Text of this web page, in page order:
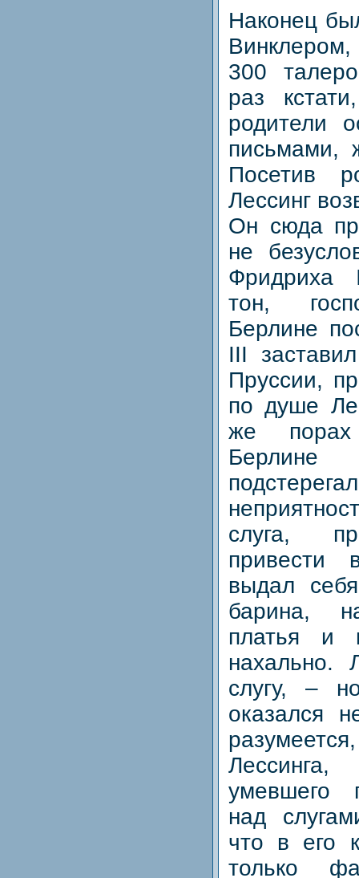
Наконец
Винклером,
300
раз
родители
письмами,
Посетив
Лессинг
Он сюда
не
Фридриха
тон,
Берлине
III
Пруссии,
по душе
же
слуга,
привести
выдал
барина,
платья и
нахально.
слугу, –
оказался
умевшего
над
что в его
только